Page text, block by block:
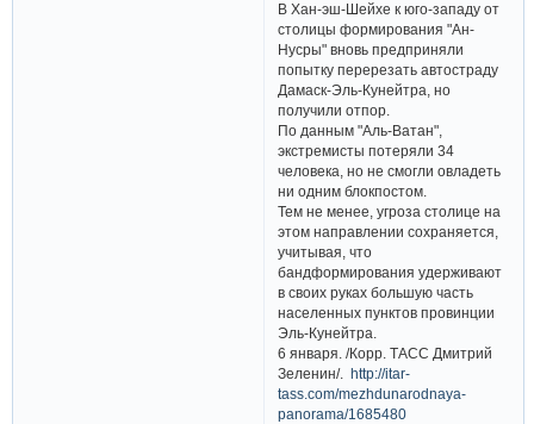
В Хан-эш-Шейхе к юго-западу от
столицы формирования "Ан-
Нусры" вновь предприняли
попытку перерезать автостраду
Дамаск-Эль-Кунейтра, но
получили отпор.
По данным "Аль-Ватан",
экстремисты потеряли 34
человека, но не смогли овладеть
ни одним блокпостом.
Тем не менее, угроза столице на
этом направлении сохраняется,
учитывая, что
бандформирования удерживают
в своих руках большую часть
населенных пунктов провинции
Эль-Кунейтра.
6 января. /Корр. ТАСС Дмитрий
Зеленин/.
http://itar-
tass.com/mezhdunarodnaya-
panorama/1685480